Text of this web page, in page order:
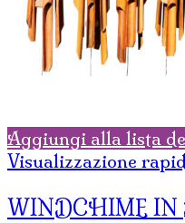
Aggiungi alla lista
Visualizzazione
WINDCHIME IN